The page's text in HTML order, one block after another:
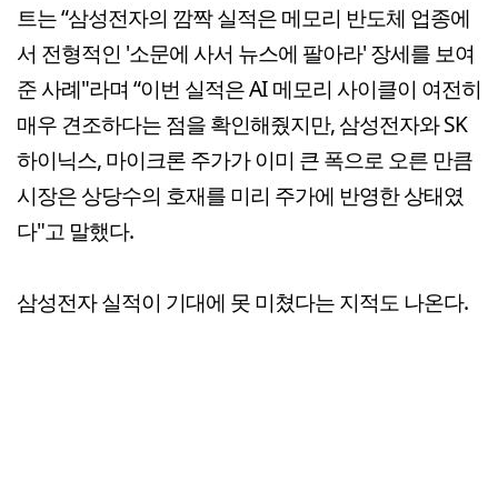
트는 “삼성전자의 깜짝 실적은 메모리 반도체 업종에
서 전형적인 '소문에 사서 뉴스에 팔아라' 장세를 보여
준 사례"라며 “이번 실적은 AI 메모리 사이클이 여전히
매우 견조하다는 점을 확인해줬지만, 삼성전자와 SK
하이닉스, 마이크론 주가가 이미 큰 폭으로 오른 만큼
시장은 상당수의 호재를 미리 주가에 반영한 상태였
다"고 말했다.
삼성전자 실적이 기대에 못 미쳤다는 지적도 나온다.